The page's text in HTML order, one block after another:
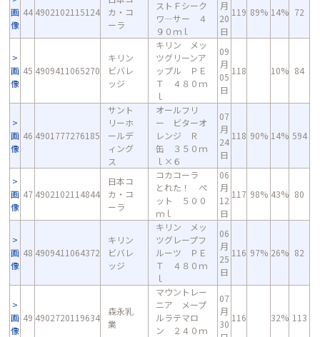
画
像
44 4902102115124
カ・コ
ーラ
ストＦシーク
ワ―サー ４
９０ｍｌ
月
20
日
119 89% 14% 72
画
像
45 4909411065270
キリン
ビバレ
ッジ
キリン メッ
ツグリーンア
ップル ＰＥ
Ｔ ４８０ｍ
ｌ
09
月
05
日
118 10% 84
画
像
46 4901777276185
サント
リーホ
ールデ
ィング
ス
オールフリ
ー ビターオ
レンジ Ｒ
缶 ３５０ｍ
ｌ×６
07
月
24
日
118 90% 14% 594
画
像
47 4902102114844
日本コ
カ・コ
ーラ
コカコーラ
とれた！ ペ
ット ５００
ｍｌ
06
月
12
日
117 98% 43% 80
画
像
48 4909411064372
キリン
ビバレ
ッジ
キリン メッ
ツグレープフ
ルーツ ＰＥ
Ｔ ４８０ｍ
ｌ
06
月
25
日
116 97% 26% 82
画
像
49 4902720119634
森永乳
業
マウントレー
ニア メープ
ルラテマロ
ン ２４０ｍ
07
月
30
116 32% 113